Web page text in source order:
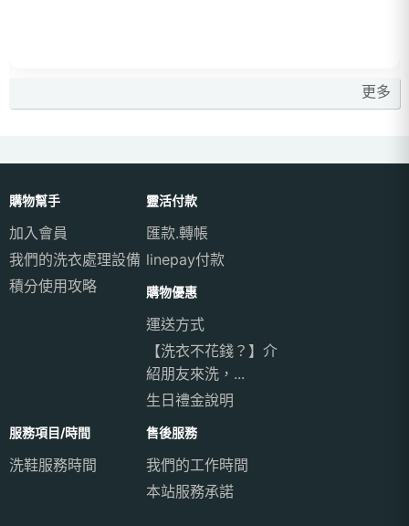
更多
購物幫手
加入會員
我們的洗衣處理設備
積分使用攻略
靈活付款
匯款.轉帳
linepay付款
購物優惠
運送方式
【洗衣不花錢？】介
紹朋友來洗，...
生日禮金說明
服務項目/時間
洗鞋服務時間
售後服務
我們的工作時間
本站服務承諾